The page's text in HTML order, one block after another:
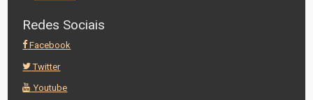
Redes Sociais
Facebook
Twitter
Youtube